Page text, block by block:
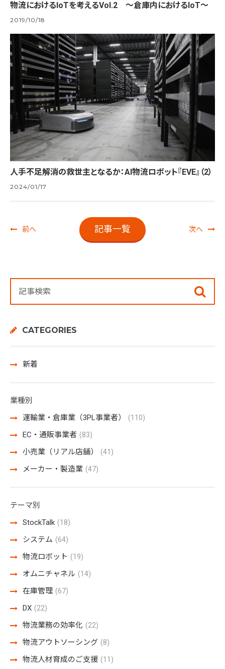
物流におけるIoTを考えるVol.2 ～倉庫内におけるIoT～
2019/10/18
人手不足解消の救世主となるか：AI物流ロボット『EVE』（2）
2024/01/17
前へ 記事一覧 次へ
CATEGORIES
新着
業種別
運輸業・倉庫業（3PL事業者）
(110)
EC・通販事業者 (83)
小売業（リアル店舗） (41)
メーカー・製造業 (47)
テーマ別
StockTalk (18)
システム (64)
物流ロボット (19)
オムニチャネル (14)
在庫管理 (67)
DX (22)
物流業務の効率化 (22)
物流アウトソーシング (8)
物流人材育成のご支援 (11)